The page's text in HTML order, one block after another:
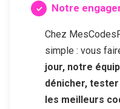
Notre
Chez
simple : vous
jour, notre
dénicher,
les meilleurs